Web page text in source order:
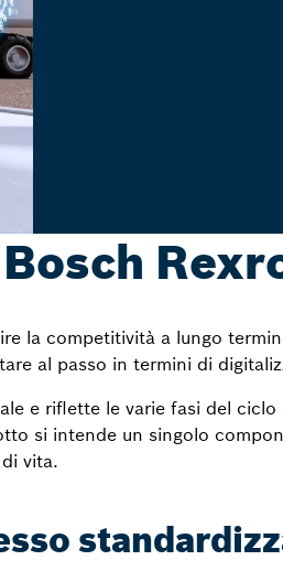
la competitività a lungo
al passo in termini di
e riflette le varie fasi del ciclo
si intende un singolo
vita.